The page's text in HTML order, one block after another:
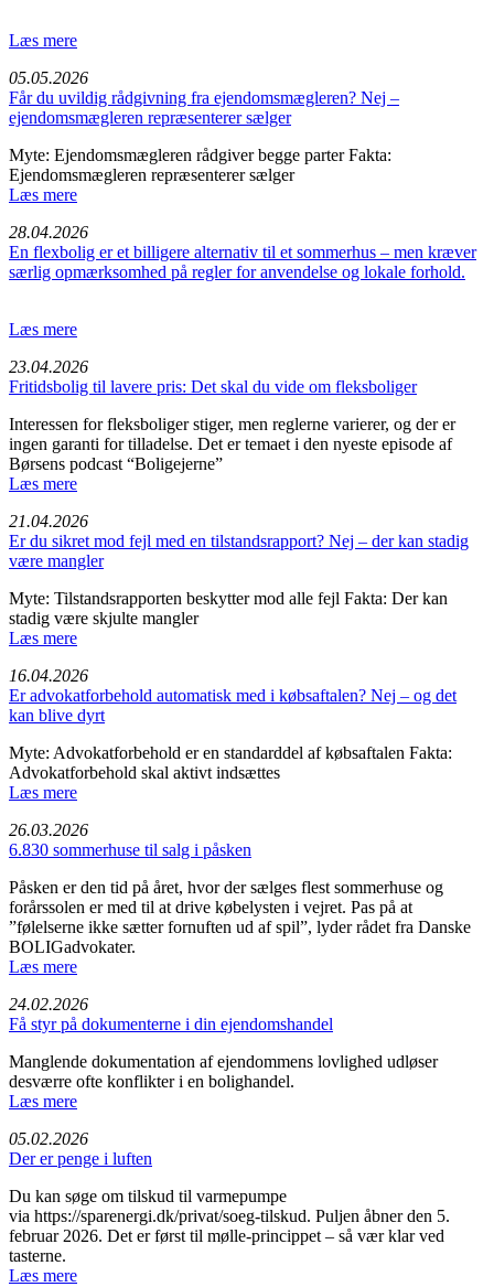
Læs mere
05.05.2026
Får du uvildig rådgivning fra ejendomsmægleren? Nej –
ejendomsmægleren repræsenterer sælger
Myte: Ejendomsmægleren rådgiver begge parter Fakta:
Ejendomsmægleren repræsenterer sælger
Læs mere
28.04.2026
En flexbolig er et billigere alternativ til et sommerhus – men kræver
særlig opmærksomhed på regler for anvendelse og lokale forhold.
Læs mere
23.04.2026
Fritids­bolig til lavere pris: Det skal du vide om fleksbo­liger
Interessen for fleksboliger stiger, men reglerne varierer, og der er
ingen garanti for tilladelse. Det er temaet i den nyeste episode af
Børsens podcast “Boligejerne”
Læs mere
21.04.2026
Er du sikret mod fejl med en tilstandsrapport? Nej – der kan stadig
være mangler
Myte: Tilstandsrapporten beskytter mod alle fejl Fakta: Der kan
stadig være skjulte mangler
Læs mere
16.04.2026
Er advokatforbehold automatisk med i købsaftalen? Nej – og det
kan blive dyrt
Myte: Advokatforbehold er en standarddel af købsaftalen Fakta:
Advokatforbehold skal aktivt indsættes
Læs mere
26.03.2026
6.830 sommerhuse til salg i påsken
Påsken er den tid på året, hvor der sælges flest sommerhuse og
forårssolen er med til at drive købelysten i vejret. Pas på at
”følelserne ikke sætter fornuften ud af spil”, lyder rådet fra Danske
BOLIGadvokater.
Læs mere
24.02.2026
Få styr på dokumenterne i din ejendomshandel
Manglende dokumentation af ejendommens lovlighed udløser
desværre ofte konflikter i en bolighandel.
Læs mere
05.02.2026
Der er penge i luften
Du kan søge om tilskud til varmepumpe
via https://sparenergi.dk/privat/soeg-tilskud. Puljen åbner den 5.
februar 2026. Det er først til mølle-princippet – så vær klar ved
tasterne.
Læs mere